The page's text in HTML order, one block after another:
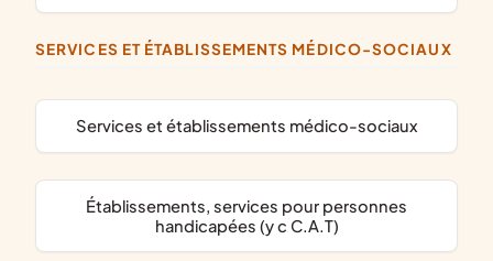
SERVICES ET ÉTABLISSEMENTS MÉDICO-SOCIAUX
services et établissements médico-sociaux
établissements, services pour personnes
handicapées (y c C.A.T)